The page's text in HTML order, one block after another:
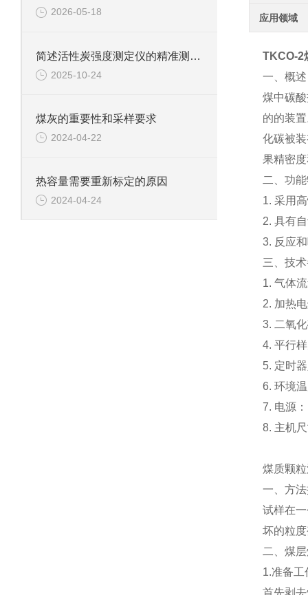
应用领域
TKCO-2
一、概述
煤中碳
的的装
化碳被
果精密
二、功
1. 采用
2. 具有
3. 反应
三、技
1. 气体
2. 加热
3. 二氧
4. 平行
5. 定时
6. 环境
7. 电源
8. 主机
煤质颗
一、方
试样在
坏的粒
二、煤
1.准备工
首先剥
2026-05-18
简述活性炭强度测定仪的精准测试方法
2025-10-24
煤灰的重要性和采样要求
2024-04-22
热容量需要重新标定的原因
2024-04-24